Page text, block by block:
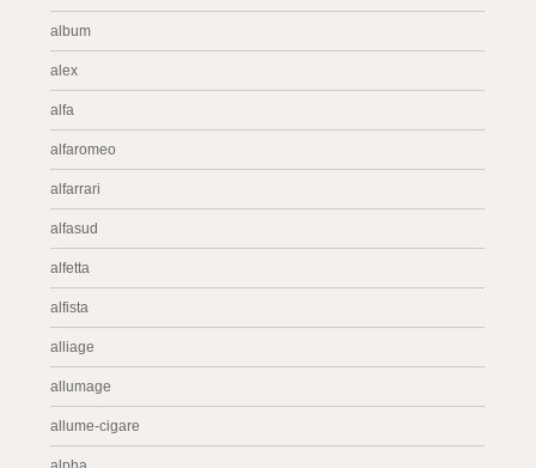
album
alex
alfa
alfaromeo
alfarrari
alfasud
alfetta
alfista
alliage
allumage
allume-cigare